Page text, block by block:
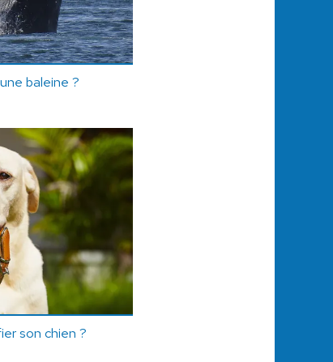
baleine ?
son chien ?